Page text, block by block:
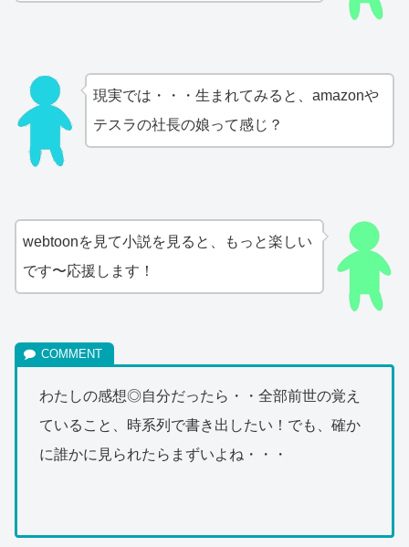
現実では・・・生まれてみると、amazonや
テスラの社長の娘って感じ？
webtoonを見て小説を見ると、もっと楽しい
です〜応援します！
わたしの感想◎自分だったら・・全部前世の覚え
ていること、時系列で書き出したい！でも、確か
に誰かに見られたらまずいよね・・・